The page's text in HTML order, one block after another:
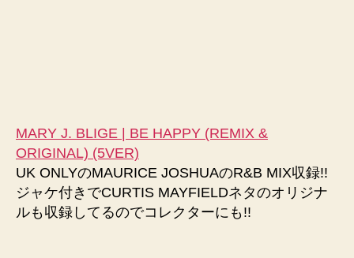
MARY J. BLIGE | BE HAPPY (REMIX &
ORIGINAL) (5VER)
UK ONLYのMAURICE JOSHUAのR&B MIX収録!!
ジャケ付きでCURTIS MAYFIELDネタのオリジナ
ルも収録してるのでコレクターにも!!